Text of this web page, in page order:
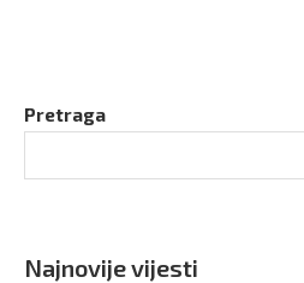
Pretraga
Najnovije vijesti